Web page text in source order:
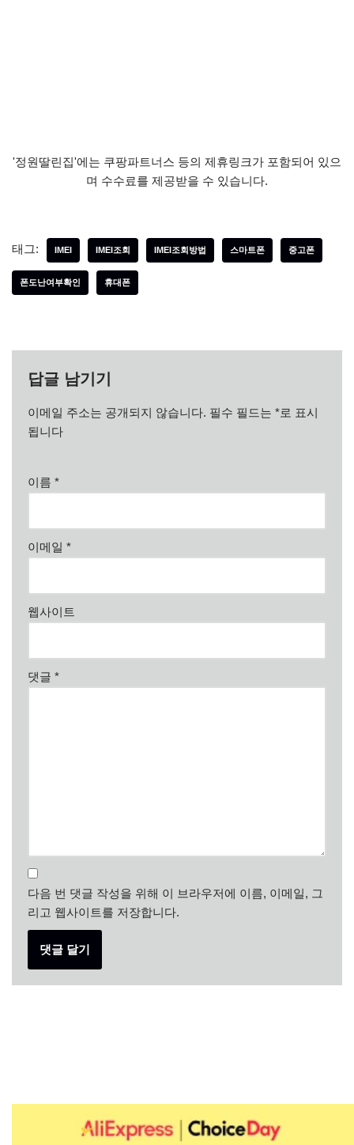
'정원딸린집'에는 쿠팡파트너스 등의 제휴링크가 포함되어 있으
며 수수료를 제공받을 수 있습니다.
태그: IMEI IMEI조회 IMEI조회방법 스마트폰 중고폰
폰도난여부확인 휴대폰
답글 남기기
이메일 주소는 공개되지 않습니다. 필수 필드는 *로 표시
됩니다
이름 *
이메일 *
웹사이트
댓글 *
다음 번 댓글 작성을 위해 이 브라우저에 이름, 이메일, 그
리고 웹사이트를 저장합니다.